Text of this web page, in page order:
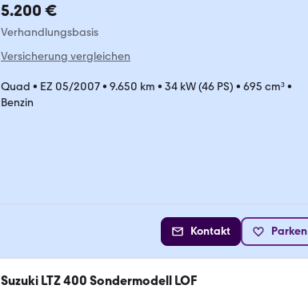
5.200 €
Verhandlungsbasis
Versicherung vergleichen
Quad • EZ 05/2007• 9.650 km • 34 kW (46 PS) • 695 cm³•
Benzin
Kontakt Parken
Suzuki LTZ 400 Sondermodell LOF